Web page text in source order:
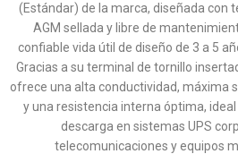
(Estándar) de la marca, diseñada con
AGM sellada y libre de
confiable vida útil de diseño de 3 a 5
Gracias a su terminal de tornillo
ofrece una alta conductividad, máxima
y una resistencia interna óptima,
descarga en sistemas UPS
telecomunicaciones y equipos